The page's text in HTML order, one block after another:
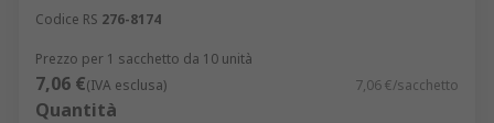
Codice RS 276-8174
Prezzo per 1 sacchetto da 10 unità
7,06 €(IVA esclusa) 7,06 €/sacchetto
Quantità